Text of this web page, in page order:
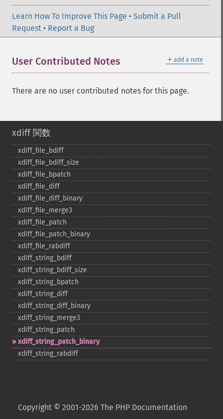
Learn How To Improve This Page • Submit a Pull
Request • Report a Bug
＋ add a note
User Contributed Notes
There are no user contributed notes for this page.
xdiff 関数
xdiff_​file_​bdiff
xdiff_​file_​bdiff_​size
xdiff_​file_​bpatch
xdiff_​file_​diff
xdiff_​file_​diff_​binary
xdiff_​file_​merge3
xdiff_​file_​patch
xdiff_​file_​patch_​binary
xdiff_​file_​rabdiff
xdiff_​string_​bdiff
xdiff_​string_​bdiff_​size
xdiff_​string_​bpatch
xdiff_​string_​diff
xdiff_​string_​diff_​binary
xdiff_​string_​merge3
xdiff_​string_​patch
xdiff_​string_​patch_​binary
xdiff_​string_​rabdiff
Copyright © 2001-2026 The PHP Documentation